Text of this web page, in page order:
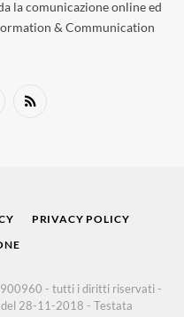
la comunicazione online ed
& Communication
RSS
PRIVACY POLICY
- tutti i diritti riservati -
del 28-11-2018 - Testata